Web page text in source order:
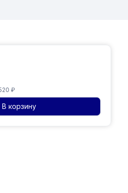
₽
В корзину